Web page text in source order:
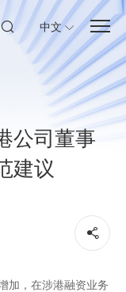
中文
公司董事
建议
加，在涉港融资业务